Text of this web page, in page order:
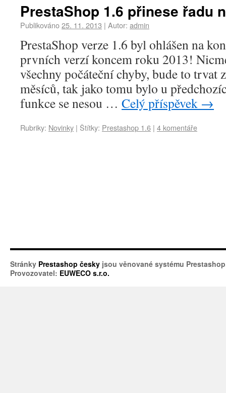
PrestaShop 1.6 přinese řadu
Publikováno25. 11. 2013 | Autor: admin
PrestaShop verze 1.6 byl ohlášen na
prvních verzí koncem roku 2013!
všechny počáteční chyby, bude to trvat
měsíců, tak jako tomu bylo u
funkce se nesou … Celý příspěvek →
Rubriky: Novinky | Štítky: Prestashop 1.6 | 4 komentáře
Stránky Prestashop česky jsou věnované systému
Provozovatel: EUWECO s.r.o.